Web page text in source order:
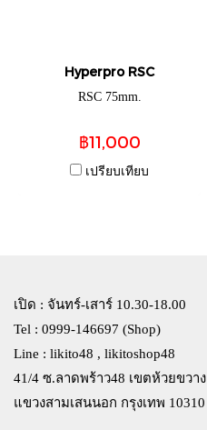
Hyperpro RSC
RSC 75mm.
฿11,000
เปรียบเทียบ
เปิด : จันทร์-เสาร์ 10.30-18.00
Tel : 0999-146697 (Shop)
Line : likito48 , likitoshop48
41/4 ซ.ลาดพร้าว48 เขตห้วยขวาง
แขวงสามเสนนอก กรุงเทพ 10310